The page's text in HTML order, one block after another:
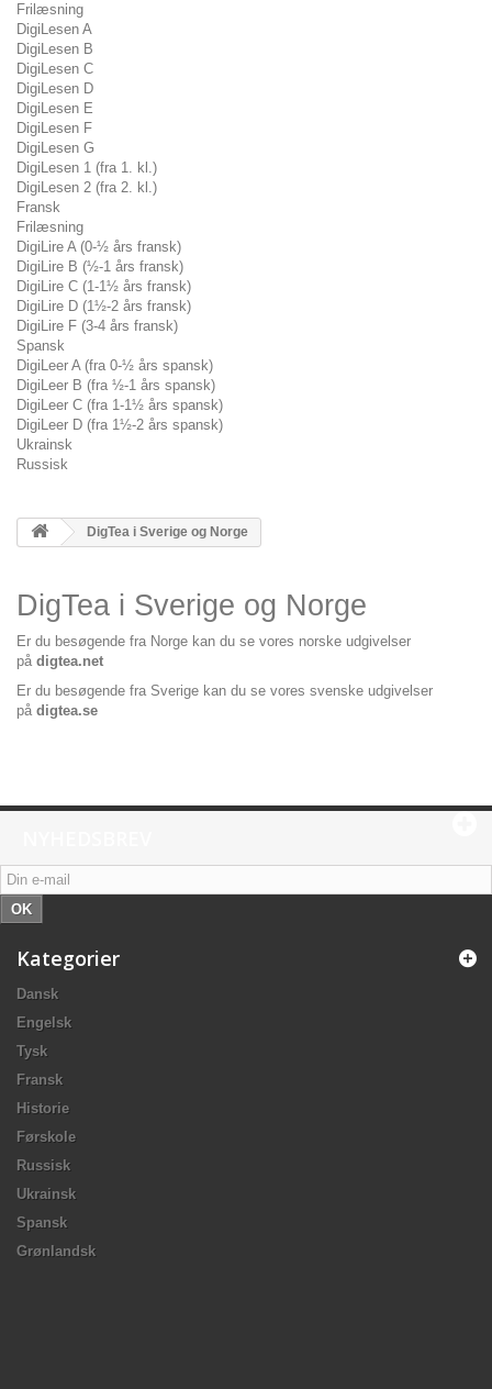
Frilæsning
DigiLesen A
DigiLesen B
DigiLesen C
DigiLesen D
DigiLesen E
DigiLesen F
DigiLesen G
DigiLesen 1 (fra 1. kl.)
DigiLesen 2 (fra 2. kl.)
Fransk
Frilæsning
DigiLire A (0-½ års fransk)
DigiLire B (½-1 års fransk)
DigiLire C (1-1½ års fransk)
DigiLire D (1½-2 års fransk)
DigiLire F (3-4 års fransk)
Spansk
DigiLeer A (fra 0-½ års spansk)
DigiLeer B (fra ½-1 års spansk)
DigiLeer C (fra 1-1½ års spansk)
DigiLeer D (fra 1½-2 års spansk)
Ukrainsk
Russisk
DigTea i Sverige og Norge
DigTea i Sverige og Norge
Er du besøgende fra Norge kan du se vores norske udgivelser
på digtea.net
Er du besøgende fra Sverige kan du se vores svenske udgivelser
på digtea.se
OK
Kategorier
Dansk
Engelsk
Tysk
Fransk
Historie
Førskole
Russisk
Ukrainsk
Spansk
Grønlandsk